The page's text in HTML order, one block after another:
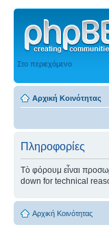
Στο περιεχόμενο
Αρχική Κοινότητας
Πληροφορίες
Τὸ φόρουμ εἶναι
down for technical
Αρχική Κοινότητας